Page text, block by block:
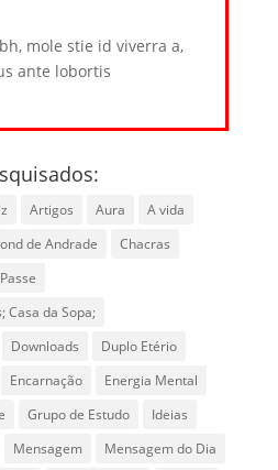
mole stie id viverra a,
ante lobortis
Artigos Aura
A vida
de Andrade
Chacras
Casa da Sopa;
Downloads
Duplo Etério
Encarnação
Energia Mental
Grupo de Estudo
Ideias
Mensagem
Mensagem do Dia